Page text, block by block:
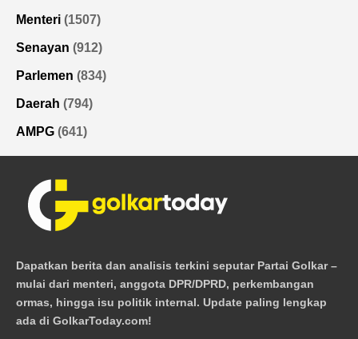
Menteri (1507)
Senayan (912)
Parlemen (834)
Daerah (794)
AMPG (641)
Dapatkan berita dan analisis terkini seputar Partai Golkar –
mulai dari menteri, anggota DPR/DPRD, perkembangan
ormas, hingga isu politik internal. Update paling lengkap
ada di GolkarToday.com!